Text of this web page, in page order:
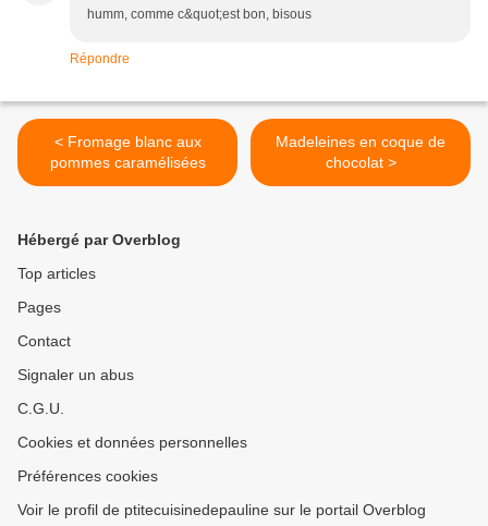
humm, comme c&quot;est bon, bisous
Répondre
< Fromage blanc aux
pommes caramélisées
Madeleines en coque de
chocolat >
Hébergé par Overblog
Top articles
Pages
Contact
Signaler un abus
C.G.U.
Cookies et données personnelles
Préférences cookies
Voir le profil de ptitecuisinedepauline sur le portail Overblog